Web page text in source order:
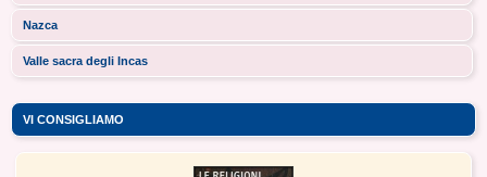
Nazca
Valle sacra degli Incas
VI CONSIGLIAMO